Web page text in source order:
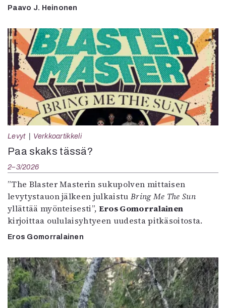
Paavo J. Heinonen
Levyt Verkkoartikkeli
Paa skaks tässä?
2–3/2026
”The Blaster Masterin sukupolven mittaisen
levytystauon jälkeen julkaistu Bring Me The Sun
yllättää myönteisesti”, Eros Gomorralainen
kirjoittaa oululaisyhtyeen uudesta pitkäsoitosta.
Eros Gomorralainen